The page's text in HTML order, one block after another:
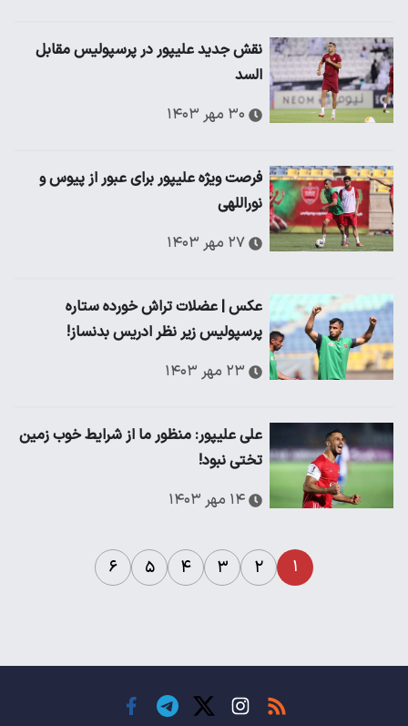
نقش جدید علیپور در پرسپولیس مقابل
السد
۳۰ مهر ۱۴۰۳
فرصت ویژه علیپور برای عبور از پیوس و
نوراللهی
۲۷ مهر ۱۴۰۳
عکس | عضلات تراش خورده ستاره
پرسپولیس زیر نظر ادریس بدنساز!
۲۳ مهر ۱۴۰۳
علی علیپور: منظور ما از شرایط خوب زمین
تختی نبود!
۱۴ مهر ۱۴۰۳
۱ ۲ ۳ ۴ ۵ ۶